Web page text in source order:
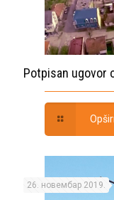
Potpisan ugovor
26. новембар 2019.